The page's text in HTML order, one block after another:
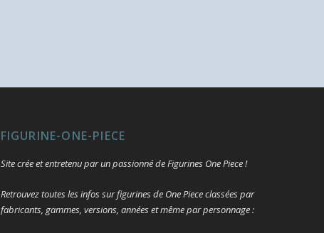
FIGURINE-ONE-PIECE
Site crée et entretenu par un passionné de Figurines One Piece !
Retrouvez toutes les infos sur figurines de One Piece classées par
fabricants, gammes, versions, années et même par personnage :